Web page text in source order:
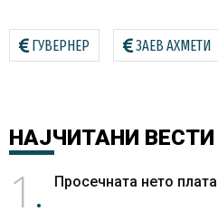
ГУВЕРНЕР ЗАЕВ АХМЕТИ
НАЈЧИТАНИ ВЕСТИ
1 Просечната нето